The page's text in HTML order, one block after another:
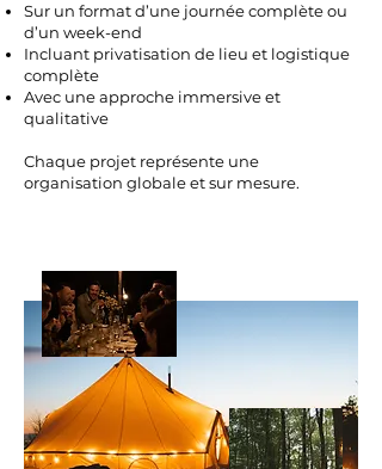
Sur un format d’une journée complète ou
d’un week-end
Incluant privatisation de lieu et logistique
complète
Avec une approche immersive et
qualitative
Chaque projet représente une
organisation globale et sur mesure.